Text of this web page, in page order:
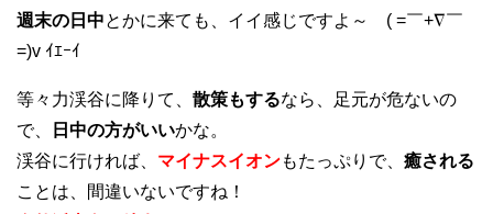
週末の日中とかに来ても、イイ感じですよ～ ( =￣+∇￣
=)v ｲｴｰｲ
等々力渓谷に降りて、 散策もするなら、足元が危ないの
で、
日中の方がいいかな。
渓谷に行ければ、 マイナスイオンもたっぷりで、 癒される
ことは、間違いないですね！